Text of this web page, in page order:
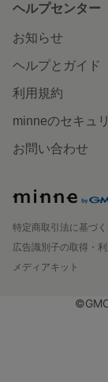
ヘルプセンター
お知らせ
ヘルプとガイド
利用規約
minneのセキュ
お問い合わせ
特定商取引法に基づ
広告識別子の取得・利
メディアキット